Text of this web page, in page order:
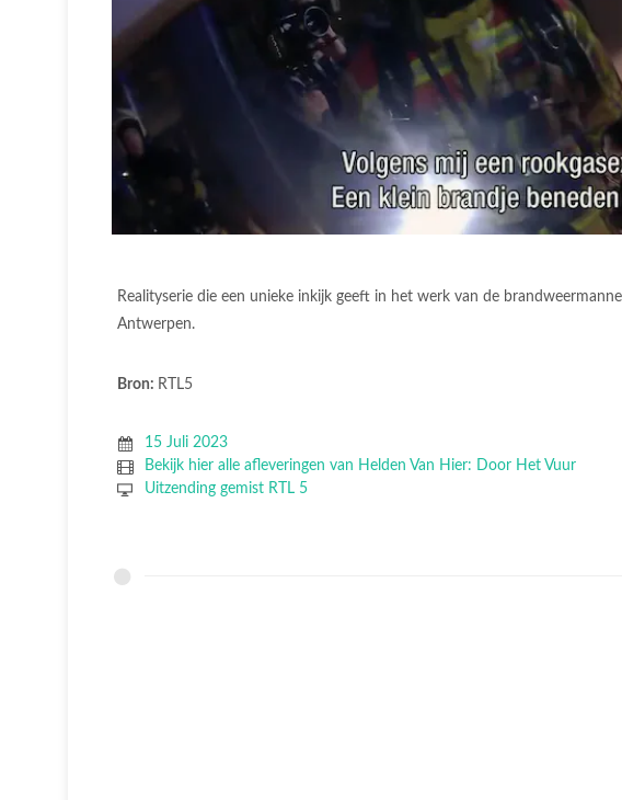
Realityserie die een unieke inkijk geeft in het werk van de
Antwerpen.
Bron: RTL5
15 Juli 2023
Bekijk hier alle afleveringen van Helden Van Hier: Door Het Vuur
Uitzending gemist RTL 5